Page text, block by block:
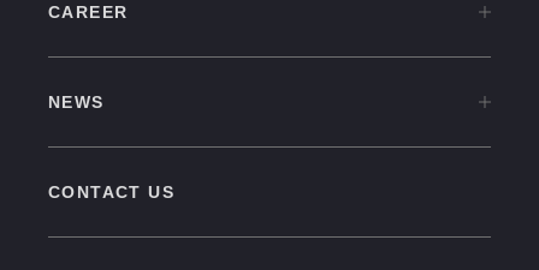
CAREER
NEWS
CONTACT US